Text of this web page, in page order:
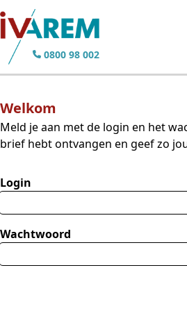
0800 98 002
Welkom
Meld je aan met de login en het
brief hebt ontvangen en geef zo
Login
Wachtwoord